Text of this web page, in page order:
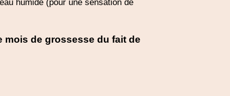
humide (pour une sensation de
mois de grossesse du fait de